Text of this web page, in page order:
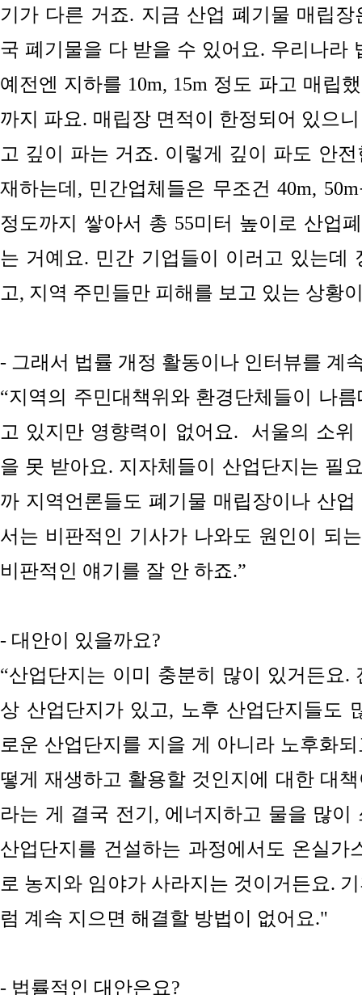
기가 다른 거죠. 지금 산업 폐기물 매립
국 폐기물을 다 받을 수 있어요. 우리나라
예전엔 지하를 10m, 15m 정도 파고 매립
까지 파요. 매립장 면적이 한정되어 있으
고 깊이 파는 거죠. 이렇게 깊이 파도 안
재하는데, 민간업체들은 무조건 40m,
정도까지 쌓아서 총 55미터 높이로 산업
는 거예요. 민간 기업들이 이러고 있는데
고, 지역 주민들만 피해를 보고 있는 상황
- 그래서 법률 개정 활동이나 인터뷰를 계
“지역의 주민대책위와 환경단체들이 나
고 있지만 영향력이 없어요.
서울의 소위
을 못 받아요. 지자체들이 산업단지는 필
까 지역언론들도 폐기물 매립장이나 산
서는 비판적인 기사가 나와도 원인이 되
비판적인 얘기를 잘 안 하죠.”
- 대안이 있을까요?
“산업단지는 이미 충분히 많이 있거든요.
상 산업단지가 있고, 노후 산업단지들도
로운 산업단지를 지을 게 아니라 노후화
떻게 재생하고 활용할 것인지에 대한 대
라는 게 결국 전기, 에너지하고 물을 많이
산업단지를 건설하는 과정에서도 온실가
로 농지와 임야가 사라지는 것이거든요.
럼 계속 지으면 해결할 방법이 없어요."
- 법률적인 대안은요?